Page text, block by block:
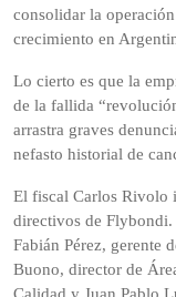
consolidar la
crecimiento en
Lo cierto es que la
de la fallida
arrastra graves
nefasto historial de
El fiscal Carlos Rivolo
directivos de Flybondi.
Fabián Pérez, gerente
Buono, director de